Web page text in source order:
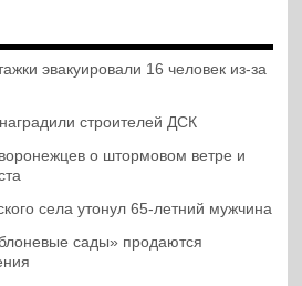
эвакуировали 16 человек из-за
строителей ДСК
о штормовом ветре и
села утонул 65-летний мужчина
сады» продаются